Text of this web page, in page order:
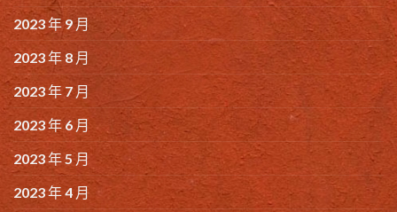
2023 年 9 月
2023 年 8 月
2023 年 7 月
2023 年 6 月
2023 年 5 月
2023 年 4 月